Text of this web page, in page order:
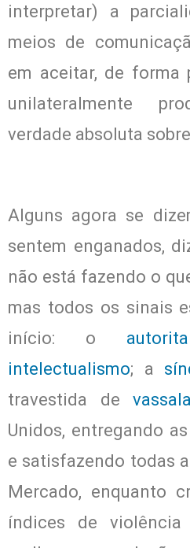
interpretar) a
meios de
em aceitar, de forma
unilateralmente
verdade absoluta
Alguns agora se
sentem enganados,
não está fazendo o
mas todos os sinais
início: o
intelectualismo; a
travestida de
Unidos, entregando
e satisfazendo todas
Mercado, enquanto
índices de violência